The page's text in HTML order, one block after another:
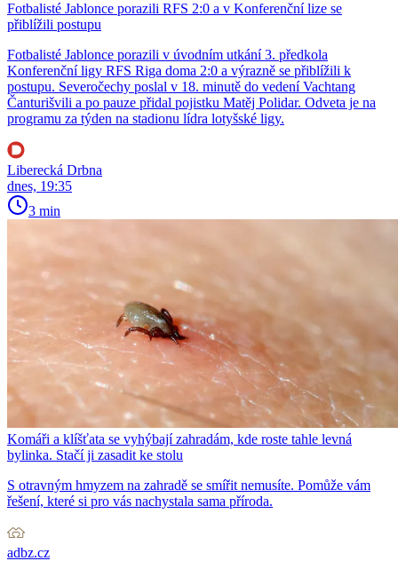
Fotbalisté Jablonce porazili RFS 2:0 a v Konferenční lize se
přiblížili postupu
Fotbalisté Jablonce porazili v úvodním utkání 3. předkola
Konferenční ligy RFS Riga doma 2:0 a výrazně se přiblížili k
postupu. Severočechy poslal v 18. minutě do vedení Vachtang
Čanturišvili a po pauze přidal pojistku Matěj Polidar. Odveta je na
programu za týden na stadionu lídra lotyšské ligy.
Liberecká Drbna
dnes, 19:35
3 min
Komáři a klíšťata se vyhýbají zahradám, kde roste tahle levná
bylinka. Stačí ji zasadit ke stolu
S otravným hmyzem na zahradě se smířit nemusíte. Pomůže vám
řešení, které si pro vás nachystala sama příroda.
adbz.cz